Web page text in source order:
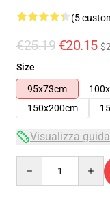
(5
€25.19 €20.15
Size
95x73cm
150x200cm
Visualizza